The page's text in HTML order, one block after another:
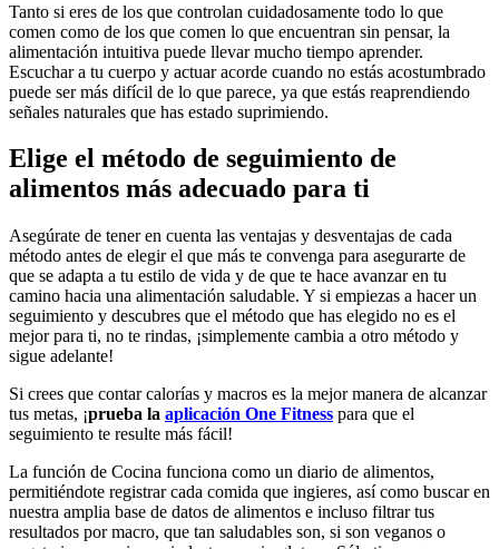
Tanto si eres de los que controlan cuidadosamente todo lo que
comen como de los que comen lo que encuentran sin pensar, la
alimentación intuitiva puede llevar mucho tiempo aprender.
Escuchar a tu cuerpo y actuar acorde cuando no estás acostumbrado
puede ser más difícil de lo que parece, ya que estás reaprendiendo
señales naturales que has estado suprimiendo.
Elige el método de seguimiento de
alimentos más adecuado para ti
Asegúrate de tener en cuenta las ventajas y desventajas de cada
método antes de elegir el que más te convenga para asegurarte de
que se adapta a tu estilo de vida y de que te hace avanzar en tu
camino hacia una alimentación saludable. Y si empiezas a hacer un
seguimiento y descubres que el método que has elegido no es el
mejor para ti, no te rindas, ¡simplemente cambia a otro método y
sigue adelante!
Si crees que contar calorías y macros es la mejor manera de alcanzar
tus metas, ¡prueba la aplicación One Fitness para que el
seguimiento te resulte más fácil!
La función de Cocina funciona como un diario de alimentos,
permitiéndote registrar cada comida que ingieres, así como buscar en
nuestra amplia base de datos de alimentos e incluso filtrar tus
resultados por macro, que tan saludables son, si son veganos o